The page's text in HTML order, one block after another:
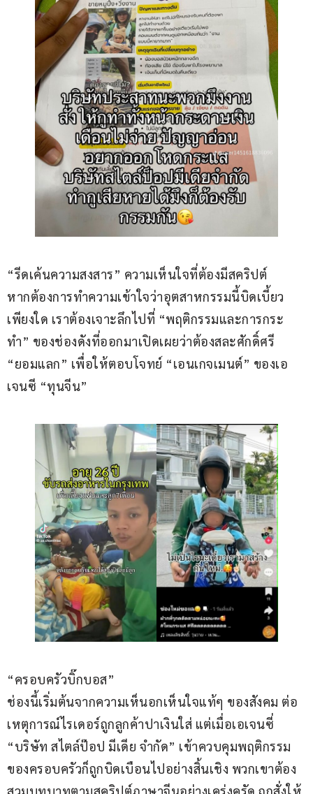
“รีดเค้นความสงสาร” ความเห็นใจที่ต้องมีสคริปต์
หากต้องการทำความเข้าใจว่าอุตสาหกรรมนี้บิดเบี้ยว
เพียงใด เราต้องเจาะลึกไปที่ “พฤติกรรมและการกระ
ทำ” ของช่องดังที่ออกมาเปิดเผยว่าต้องสละศักดิ์ศรี
“ยอมแลก” เพื่อให้ตอบโจทย์ “เอนเกจเมนต์” ของเอ
เจนซี “ทุนจีน”
“ครอบครัวบิ๊กบอส”
ช่องนี้เริ่มต้นจากความเห็นอกเห็นใจแท้ๆ ของสังคม ต่อ
เหตุการณ์ไรเดอร์ถูกลูกค้าปาเงินใส่ แต่เมื่อเอเจนซี่
“บริษัท สไตล์ป๊อป มีเดีย จำกัด” เข้าควบคุมพฤติกรรม
ของครอบครัวก็ถูกบิดเบือนไปอย่างสิ้นเชิง พวกเขาต้อง